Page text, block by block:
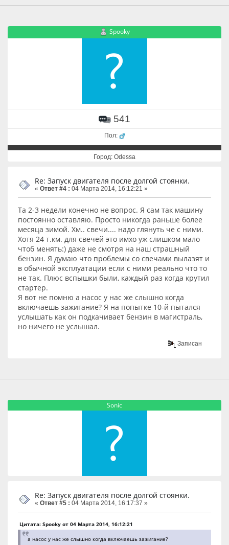
Spooky
541
Пол:
Город: Odessa
Re: Запуск двигателя после долгой стоянки.
« Ответ #4 : 04 Марта 2014, 16:12:21 »
Та 2-3 недели конечно не вопрос. Я сам так машину
постоянно оставляю. Просто никогда раньше более
месяца зимой. Хм.. свечи.... надо глянуть че с ними.
Хотя 24 т.км. для свечей это имхо уж слишком мало
чтоб менять:) даже не смотря на наш страшный
бензин. Я думаю что проблемы со свечами вылазят и
в обычной эксплуатации если с ними реально что то
не так. Плюс вспышки были, каждый раз когда крутил
стартер.
Я вот не помню а насос у нас же слышно когда
включаешь зажигание? Я на попытке 10-й пытался
услышать как он подкачивает бензин в магистраль,
но ничего не услышал.
Записан
Sonic
Re: Запуск двигателя после долгой стоянки.
« Ответ #5 : 04 Марта 2014, 16:17:37 »
Цитата: Spooky от 04 Марта 2014, 16:12:21
а насос у нас же слышно когда включаешь зажигание?